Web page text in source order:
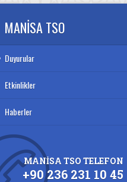
MANİSA TSO
Duyurular
Etkinlikler
Haberler
MANİSA TSO TELEFON
+90 236 231 10 45